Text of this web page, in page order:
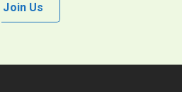
Join Us